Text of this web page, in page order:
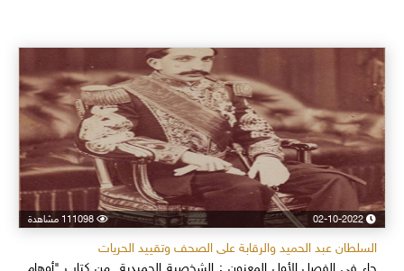
02-10-2022 111098 مشاهدة
السلطان عبد الحميد والرقابة على الصحف وتقييد الحريات